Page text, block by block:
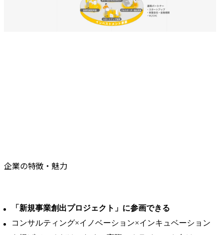
企業の特徴・魅力
「新規事業創出プロジェクト」に参画できる
コンサルティング×イノベーション×インキュベーション